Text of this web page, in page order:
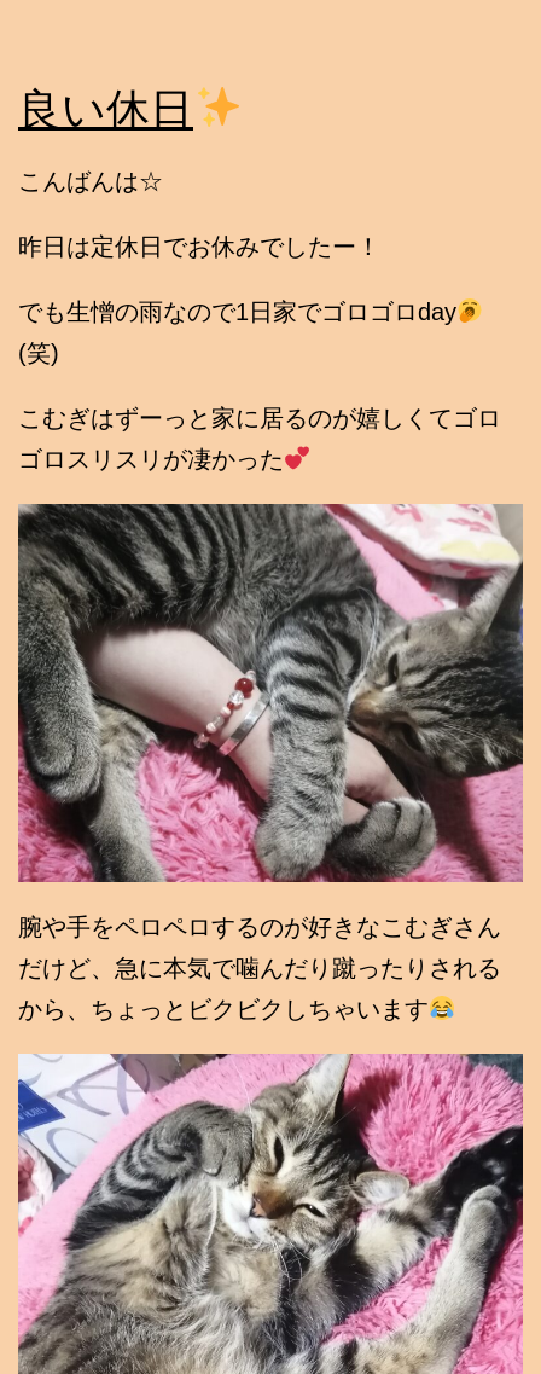
良い休日
こんばんは☆
昨日は定休日でお休みでしたー！
でも生憎の雨なので1日家でゴロゴロday
(笑)
こむぎはずーっと家に居るのが嬉しくてゴロ
ゴロスリスリが凄かった
腕や手をペロペロするのが好きなこむぎさん
だけど、急に本気で噛んだり蹴ったりされる
から、ちょっとビクビクしちゃいます